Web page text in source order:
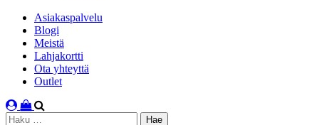
Asiakaspalvelu
Blogi
Meistä
Lahjakortti
Ota yhteyttä
Outlet
Haku: